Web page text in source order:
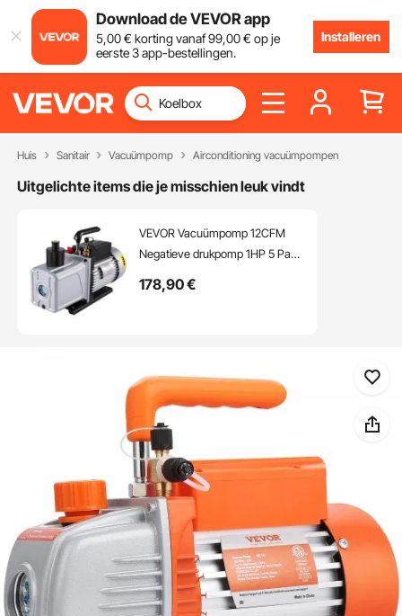
Download de VEVOR app
5,00€ korting vanaf99,00€ op je
eerste 3 app-bestellingen.
Installeren
Huis Sanitair Vacuümpomp Airconditioning vacuümpompen
Uitgelichte items die je misschien leuk vindt
VEVOR Vacuümpomp 12CFM
Negatieve drukpomp 1HP 5 Pa
Ideaal voor huishoudelijke
178,90€